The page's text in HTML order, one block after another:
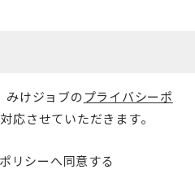
みけジョブのプライバシーポ
応させていただきます。
リシーへ同意する